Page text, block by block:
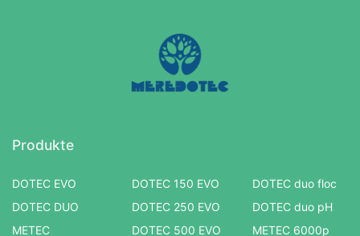
Produkte
DOTEC EVO
DOTEC DUO
METEC
DOTEC 150 EVO
DOTEC 250 EVO
DOTEC 500 EVO
DOTEC duo floc
DOTEC duo pH
METEC 6000p